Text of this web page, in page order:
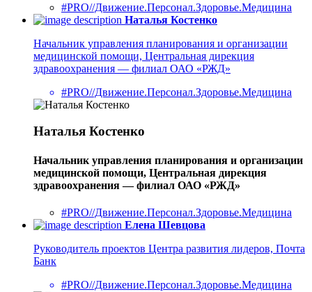
#PRO//Движение.Персонал.Здоровье.Медицина
Наталья Костенко
Начальник управления планирования и организации
медицинской помощи, Центральная дирекция
здравоохранения — филиал ОАО «РЖД»
#PRO//Движение.Персонал.Здоровье.Медицина
Наталья Костенко
Начальник управления планирования и организации
медицинской помощи, Центральная дирекция
здравоохранения — филиал ОАО «РЖД»
#PRO//Движение.Персонал.Здоровье.Медицина
Елена Шевцова
Руководитель проектов Центра развития лидеров, Почта
Банк
#PRO//Движение.Персонал.Здоровье.Медицина